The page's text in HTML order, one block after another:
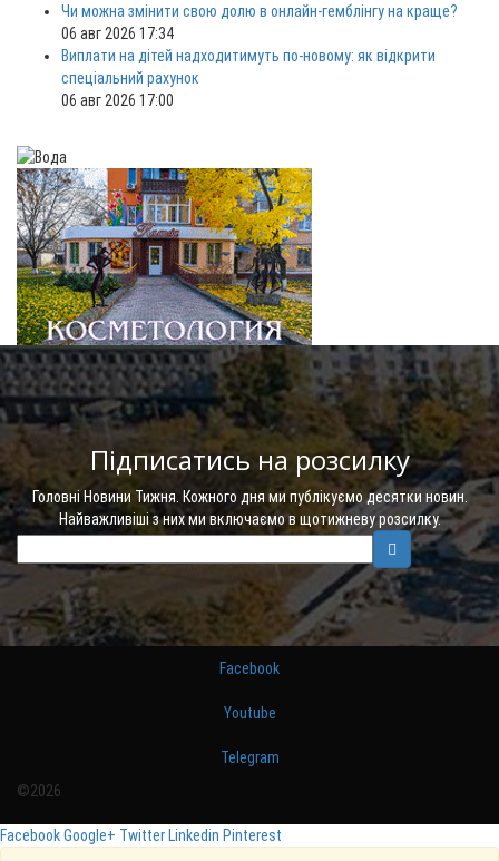
Чи можна змінити свою долю в онлайн-гемблінгу на краще?
06 авг 2026 17:34
Виплати на дітей надходитимуть по-новому: як відкрити
спеціальний рахунок
06 авг 2026 17:00
Підписатись на розсилку
Головні Новини Тижня. Кожного дня ми публікуємо десятки новин.
Найважливіші з них ми включаємо в щотижневу розсилку.
Facebook
Youtube
Telegram
©2026
FacebookGoogle+ Twitter Linkedin Pinterest